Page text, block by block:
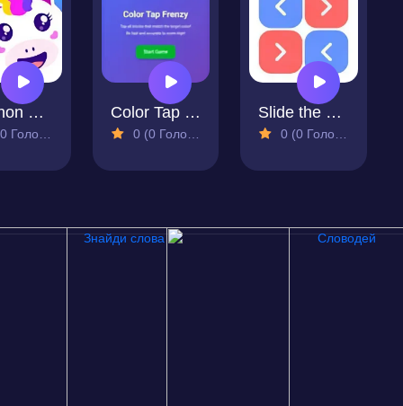
Hop non Stop Color Tap Frenzy
0 (0 Голосів)
Slide the Box
0 (0 Голосів)